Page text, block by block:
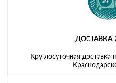
ДОСТАВКА
Круглосуточная доставка